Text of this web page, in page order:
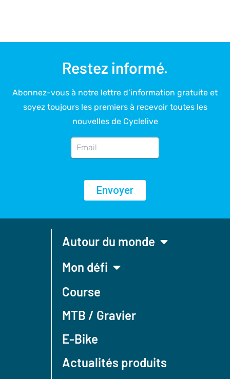
Restez informé.
Abonnez-vous à notre lettre d’information gratuite et
soyez toujours les premiers à recevoir toutes les
nouvelles de Cyclelive
Envoyer
Autour du monde
Mon défi
Course
MTB / Gravier
E-Bike
Actualités produits